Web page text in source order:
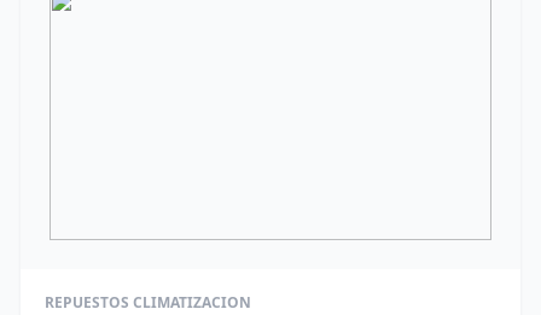
REPUESTOS CLIMATIZACION